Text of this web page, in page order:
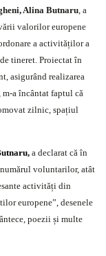
Alina Butnaru, a
valorilor europene
a activităților a
tineret. Proiectat în
asigurând realizarea
a încântat faptul că
zilnic, spațiul
, a declarat că în
voluntarilor, atât
activități din
europene”, desenele
poezii și multe